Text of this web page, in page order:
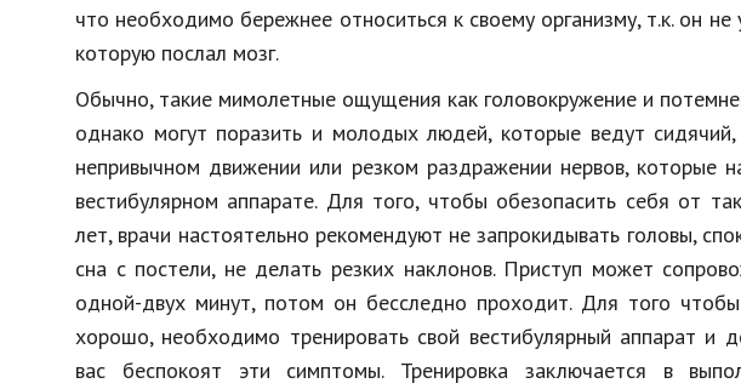
что необходимо бережнее относиться к своему организму, т.к. он
которую послал мозг.
Обычно, такие мимолетные ощущения как головокружение и
однако могут поразить и молодых людей, которые ведут
непривычном движении или резком раздражении нервов, которые
вестибулярном аппарате. Для того, чтобы обезопасить себя от
лет, врачи настоятельно рекомендуют не запрокидывать головы,
сна с постели, не делать резких наклонов. Приступ может
одной-двух минут, потом он бесследно проходит. Для того
хорошо, необходимо тренировать свой вестибулярный аппарат и
вас беспокоят эти симптомы. Тренировка заключается в